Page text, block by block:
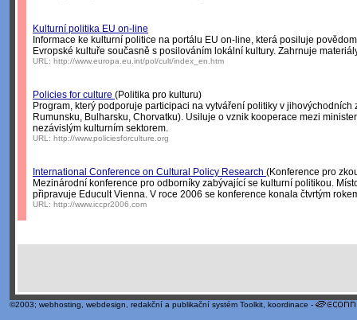
Kulturní politika EU on-line
Informace ke kulturní politice na portálu EU on-line, která posiluje
Evropské kultuře současně s posilováním lokální kultury. Zahrnuje
URL: http://www.europa.eu.int/pol/cult/index_en.htm
Policies for culture (Politika pro kulturu)
Program, který podporuje participaci na vytváření politiky v jihovýchodních
Rumunsku, Bulharsku, Chorvatku). Usiluje o vznik kooperace mezi
nezávislým kulturním sektorem.
URL: http://www.policiesforculture.org
International Conference on Cultural Policy Research (Konference pro
Mezinárodní konference pro odborníky zabývající se kulturní politikou.
připravuje Educult Vienna. V roce 2006 se konference konala čtvrtým
URL: http://www.iccpr2006.com
©2003; webhosting webdesign redakční a publikační systém Toolkit , koordinace -